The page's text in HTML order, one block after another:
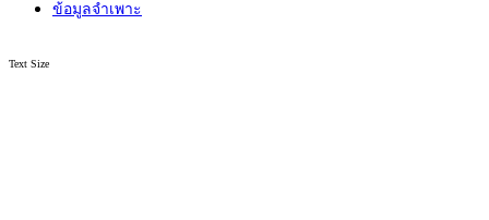
ข้อมูลจำเพาะ
Text Size